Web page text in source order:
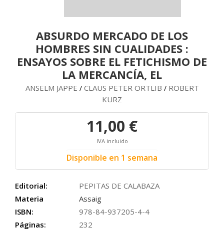
ABSURDO MERCADO DE LOS
HOMBRES SIN CUALIDADES :
ENSAYOS SOBRE EL FETICHISMO DE
LA MERCANCÍA, EL
ANSELM JAPPE / CLAUS PETER ORTLIB / ROBERT
KURZ
11,00 €
IVA incluido
Disponible en 1 semana
Editorial:
PEPITAS DE CALABAZA
Materia
Assaig
ISBN:
978-84-937205-4-4
Páginas:
232